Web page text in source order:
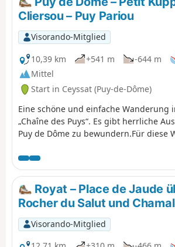
Cliersou – Puy Pariou
Visorando-Mitglied
10,39 km
+541 m -644 m
Mittel
Start in Ceyssat (Puy-de-Dôme)
Eine schöne und einfache Wanderung
„Chaîne des Puys“. Es gibt herrliche
Puy de Dôme zu bewundern.Für diese
Royat – Place de Jaude
Rocher du Salut und
Visorando-Mitglied